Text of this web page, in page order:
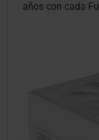
años con cada